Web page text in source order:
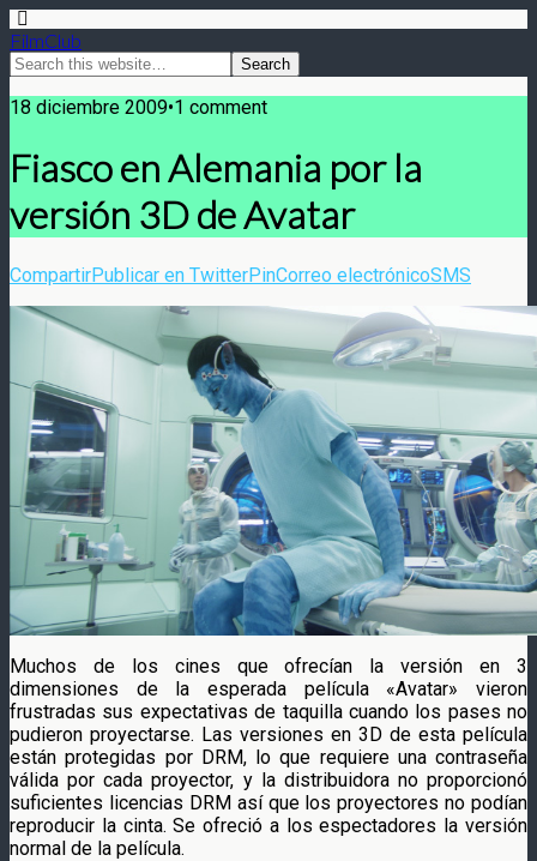
FilmClub
18 diciembre 2009•1 comment
Fiasco en Alemania por la
versión 3D de Avatar
CompartirPublicar en TwitterPinCorreo electrónicoSMS
Muchos de los cines que ofrecían la versión en 3
dimensiones de la esperada película «Avatar» vieron
frustradas sus expectativas de taquilla cuando los pases no
pudieron proyectarse. Las versiones en 3D de esta película
están protegidas por DRM, lo que requiere una contraseña
válida por cada proyector, y la distribuidora no proporcionó
suficientes licencias DRM así que los proyectores no podían
reproducir la cinta. Se ofreció a los espectadores la versión
normal de la película.